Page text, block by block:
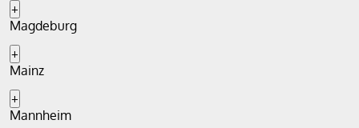
+
Magdeburg
+
Mainz
+
Mannheim